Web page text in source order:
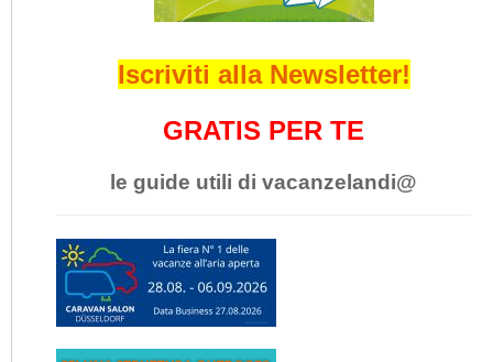
Iscriviti alla Newsletter!
GRATIS PER TE
le guide utili di vacanzelandi@